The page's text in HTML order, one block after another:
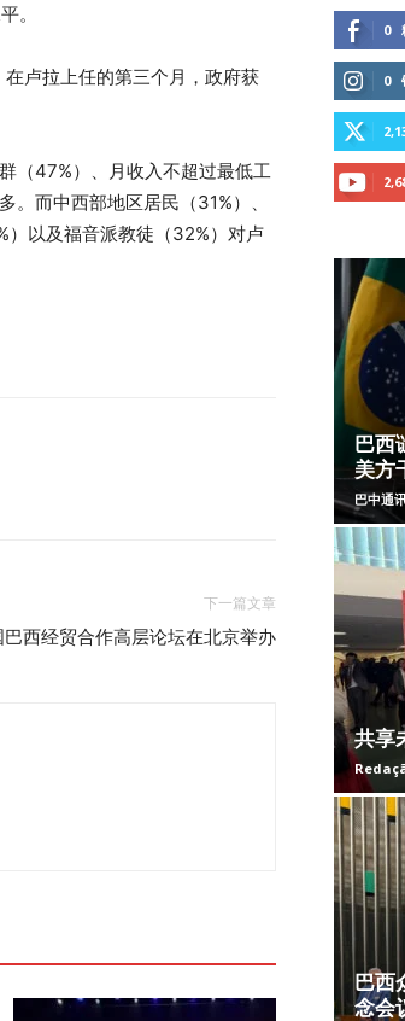
。
卢拉上任的第三个月，政府获
（47%）、月收入不超过最低工
而中西部地区居民（31%）、
）以及福音派教徒（32%）对卢
下一篇文章
巴西经贸合作高层论坛在北京举办
0
0
巴西
美方
巴中通
共享
巴西
念会